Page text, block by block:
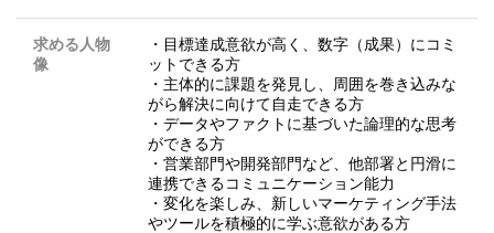
求める人物
像
・目標達成意欲が高く、数字（成果）にコミ
ットできる方
・主体的に課題を発見し、周囲を巻き込みな
がら解決に向けて自走できる方
・データやファクトに基づいた論理的な思考
ができる方
・営業部門や開発部門など、他部署と円滑に
連携できるコミュニケーション能力
・変化を楽しみ、新しいマーケティング手法
やツールを積極的に学ぶ意欲がある方